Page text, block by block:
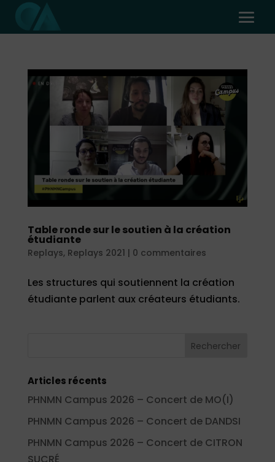
Table ronde sur le soutien à la création
étudiante
Replays, Replays 2021 | 0 commentaires
Les structures qui soutiennent la création
étudiante parlent aux créateurs étudiants.
Articles récents
PHNMN Campus 2026 – Concert de MO(I)
PHNMN Campus 2026 – Concert de DANDSI
PHNMN Campus 2026 – Concert de CITRON